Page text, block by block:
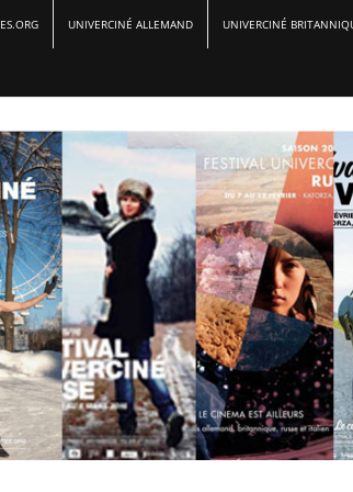
UNIVERCINÉ ALLEMAND UNIVERCINÉ